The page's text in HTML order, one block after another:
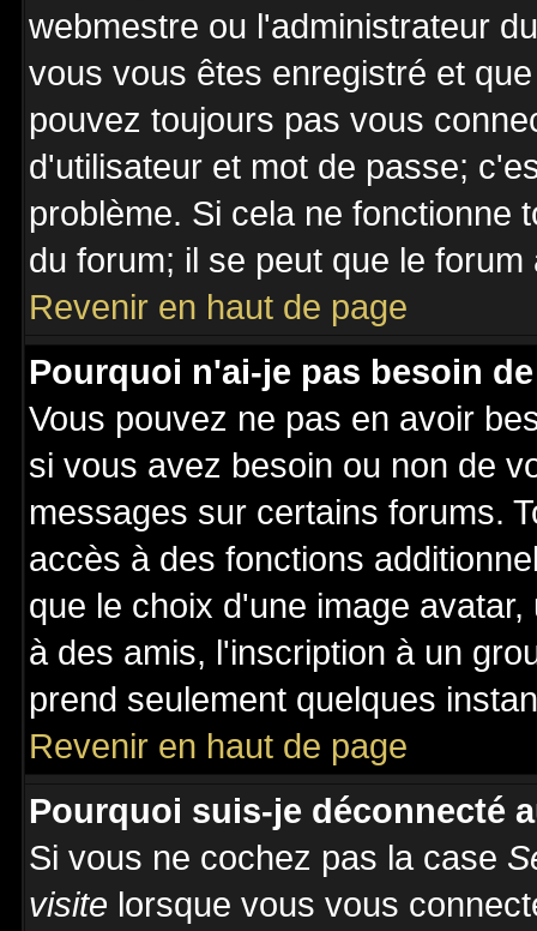
webmestre ou l'administrateur
vous vous êtes enregistré et
pouvez toujours pas vous
d'utilisateur et mot de passe;
problème. Si cela ne fonctionne
du forum; il se peut que le
Revenir en haut de page
Pourquoi n'ai-je pas besoin
Vous pouvez ne pas en avoir
si vous avez besoin ou non de
messages sur certains forums.
accès à des fonctions
que le choix d'une image
à des amis, l'inscription à un
prend seulement quelques
Revenir en haut de page
Pourquoi suis-je déconnecté
Si vous ne cochez pas la case
visite lorsque vous vous